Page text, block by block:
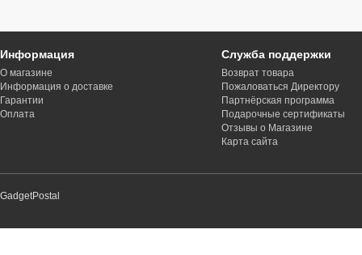
Информация
О магазине
Информация о доставке
Гарантии
Оплата
Служба поддержки
Возврат товара
Пожаловаться Директору
Партнёрская программа
Подарочные сертификаты
Отзывы о Магазине
Карта сайта
GadgetPostal